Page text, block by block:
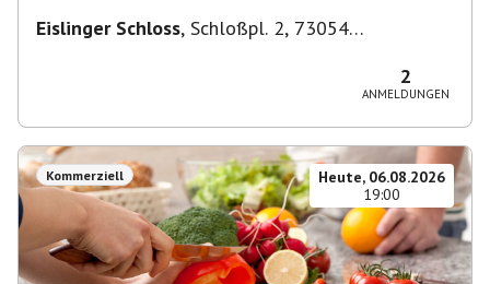
Eislinger Schloss, Schloßpl. 2, 73054
2
ANMELDUNGEN
Kommerziell
Heute, 06.08.2026
19:00